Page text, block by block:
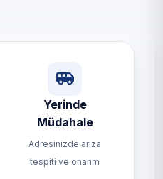
Yerinde
Müdahale
Adresinizde arıza
tespiti ve onarım